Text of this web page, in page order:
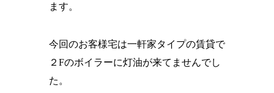
ます。
今回のお客様宅は一軒家タイプの賃貸で
２Fのボイラーに灯油が来てませんでし
た。